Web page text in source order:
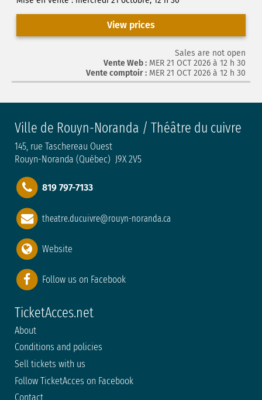
View prices
Sales are not open
Vente Web : MER 21 OCT 2026 à 12 h 30
Vente comptoir : MER 21 OCT 2026 à 12 h 30
Ville de Rouyn-Noranda / Théâtre du cuivre
145, rue Taschereau Ouest
Rouyn-Noranda (Québec) J9X 2V5
819 797-7133
theatre.ducuivre@rouyn-noranda.ca
Website
Follow us on Facebook
TicketAcces.net
About
Conditions and policies
Sell tickets with us
Follow TicketAcces on Facebook
Contact